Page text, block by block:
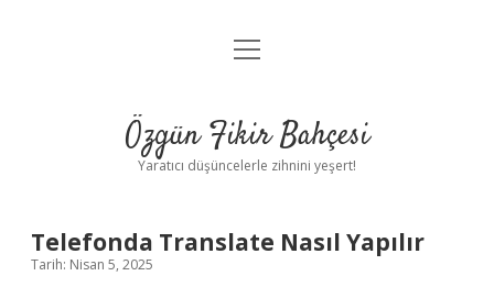
Anasayfa
Yasal Uyarı
menüyü
Özgün Fikir Bahçesi
Yaratıcı düşüncelerle zihnini yeşert!
Telefonda Translate Nasıl Yapılır
Tarih: Nisan 5, 2025